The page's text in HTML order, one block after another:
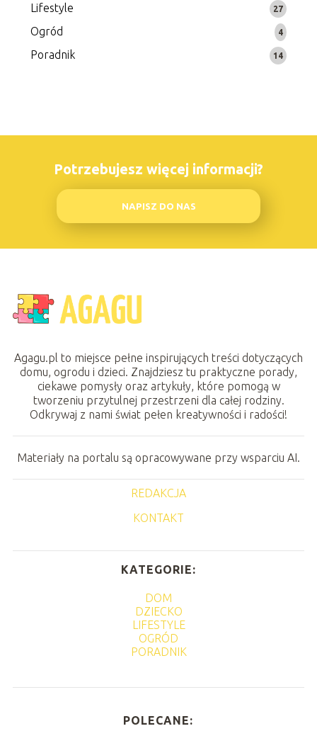
Lifestyle 27
Ogród 4
Poradnik 14
Potrzebujesz więcej informacji?
NAPISZ DO NAS
Agagu.pl to miejsce pełne inspirujących treści dotyczących
domu, ogrodu i dzieci. Znajdziesz tu praktyczne porady,
ciekawe pomysły oraz artykuły, które pomogą w
tworzeniu przytulnej przestrzeni dla całej rodziny.
Odkrywaj z nami świat pełen kreatywności i radości!
Materiały na portalu są opracowywane przy wsparciu AI.
REDAKCJA
KONTAKT
KATEGORIE:
DOM
DZIECKO
LIFESTYLE
OGRÓD
PORADNIK
POLECANE: